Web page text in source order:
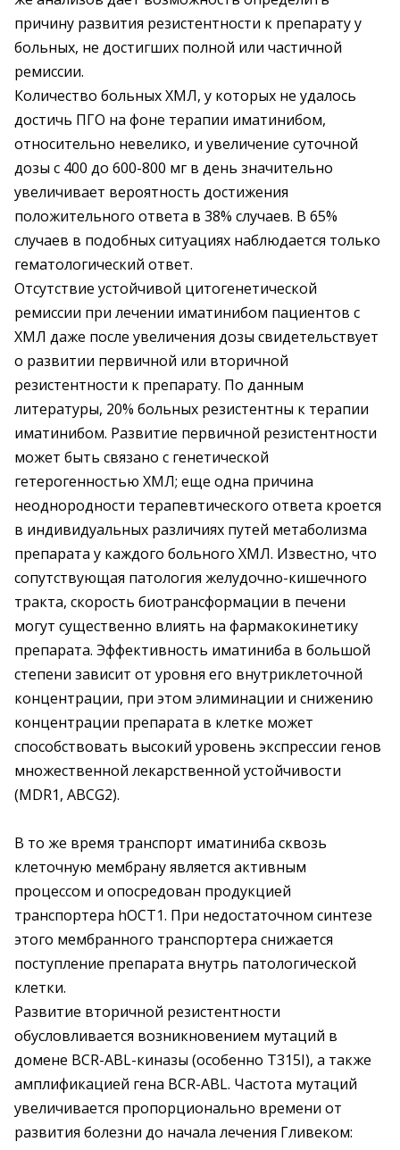
причину развития резистентности к препарату у
больных, не достигших полной или частичной
ремиссии.
Количество больных ХМЛ, у которых не удалось
достичь ПГО на фоне терапии иматинибом,
относительно невелико, и увеличение суточной
дозы с 400 до 600-800 мг в день значительно
увеличивает вероятность достижения
положительного ответа в 38% случаев. В 65%
случаев в подобных ситуациях наблюдается только
гематологический ответ.
Отсутствие устойчивой цитогенетической
ремиссии при лечении иматинибом пациентов с
ХМЛ даже после увеличения дозы свидетельствует
о развитии первичной или вторичной
резистентности к препарату. По данным
литературы, 20% больных резистентны к терапии
иматинибом. Развитие первичной резистентности
может быть связано с генетической
гетерогенностью ХМЛ; еще одна причина
неоднородности терапевтического ответа кроется
в индивидуальных различиях путей метаболизма
препарата у каждого больного ХМЛ. Известно, что
сопутствующая патология желудочно-кишечного
тракта, скорость биотрансформации в печени
могут существенно влиять на фармакокинетику
препарата. Эффективность иматиниба в большой
степени зависит от уровня его внутриклеточной
концентрации, при этом элиминации и снижению
концентрации препарата в клетке может
способствовать высокий уровень экспрессии генов
множественной лекарственной устойчивости
(MDR1, ABCG2).
В то же время транспорт иматиниба сквозь
клеточную мембрану является активным
процессом и опосредован продукцией
транспортера hOCT1. При недостаточном синтезе
этого мембранного транспортера снижается
поступление препарата внутрь патологической
клетки.
Развитие вторичной резистентности
обусловливается возникновением мутаций в
домене BCR-ABL-киназы (особенно T315I), а также
амплификацией гена BCR-ABL. Частота мутаций
увеличивается пропорционально времени от
развития болезни до начала лечения Гливеком: